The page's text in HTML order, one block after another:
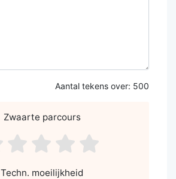
Aantal tekens over: 500
Zwaarte parcours
asdf4
asdf3
asdf2
asdf1
Techn. moeilijkheid